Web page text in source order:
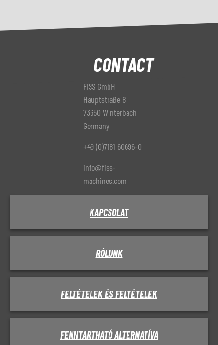
CONTACT
FISS GmbH
Hauptstraße 8
73650 Winterbach
Germany
+49 (0)7181 60696-0
info@fiss-
machines.com
KAPCSOLAT
RÓLUNK
FELTÉTELEK ÉS FELTÉTELEK
FENNTARTHATÓ ALTERNATÍVA